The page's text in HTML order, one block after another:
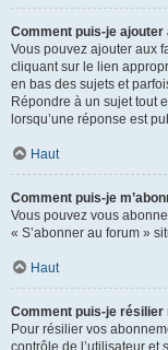
Comment puis-je ajouter
Vous pouvez ajouter aux
cliquant sur le lien
en bas des sujets et
Répondre à un sujet tout
lorsqu’une réponse est
Haut
Comment puis-je
Vous pouvez vous
« S’abonner au forum »
Haut
Comment puis-je résilier
Pour résilier vos
contrôle de l’utilisateur et